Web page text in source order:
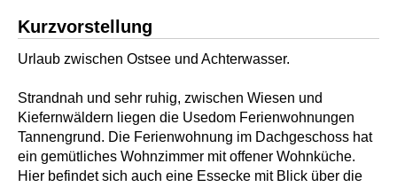
Kurzvorstellung
Urlaub zwischen Ostsee und Achterwasser.
Strandnah und sehr ruhig, zwischen Wiesen und
Kiefernwäldern liegen die Usedom Ferienwohnungen
Tannengrund. Die Ferienwohnung im Dachgeschoss hat
ein gemütliches Wohnzimmer mit offener Wohnküche.
Hier befindet sich auch eine Essecke mit Blick über die